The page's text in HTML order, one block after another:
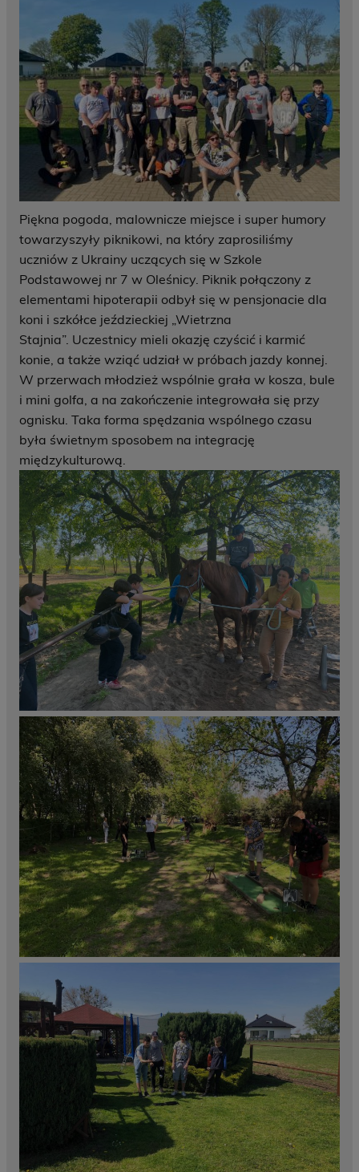
Piękna pogoda, malownicze miejsce i super humory
towarzyszyły piknikowi, na który zaprosiliśmy
uczniów z Ukrainy uczących się w Szkole
Podstawowej nr 7 w Oleśnicy. Piknik połączony z
elementami hipoterapii odbył się w pensjonacie dla
koni i szkółce jeździeckiej „Wietrzna
Stajnia”. Uczestnicy mieli okazję czyścić i karmić
konie, a także wziąć udział w próbach jazdy konnej.
W przerwach młodzież wspólnie grała w kosza, bule
i mini golfa, a na zakończenie integrowała się przy
ognisku. Taka forma spędzania wspólnego czasu
była świetnym sposobem na integrację
międzykulturową.